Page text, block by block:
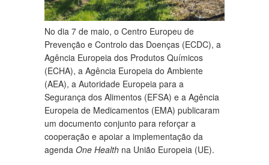
No dia 7 de maio, o Centro Europeu de
Prevenção e Controlo das Doenças (ECDC), a
Agência Europeia dos Produtos Químicos
(ECHA), a Agência Europeia do Ambiente
(AEA), a Autoridade Europeia para a
Segurança dos Alimentos (EFSA) e a Agência
Europeia de Medicamentos (EMA) publicaram
um documento conjunto para reforçar a
cooperação e apoiar a implementação da
agenda One Health na União Europeia (UE).